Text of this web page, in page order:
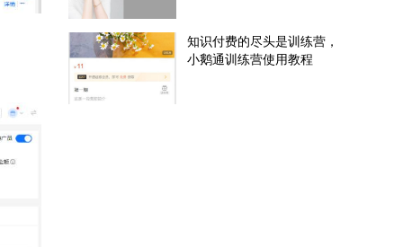
知识付费的尽头是训练营，
小鹅通训练营使用教程